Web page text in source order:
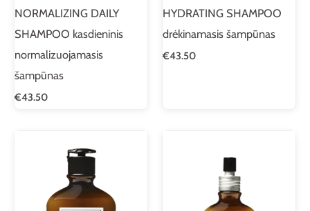
NORMALIZING DAILY
SHAMPOO kasdieninis
normalizuojamasis
šampūnas
€43.50
HYDRATING SHAMPOO
drėkinamasis šampūnas
€43.50